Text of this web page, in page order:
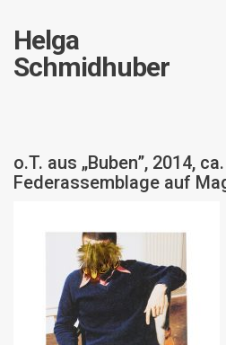
Helga
Schmidhuber
o.T. aus „Buben”, 2014,
Federassemblage auf